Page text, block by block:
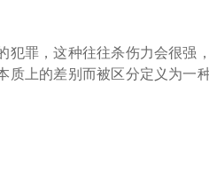
罪，这种往往杀伤力会很强
上的差别而被区分定义为一